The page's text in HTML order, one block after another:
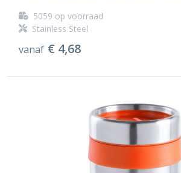
5059 op voorraad
Stainless Steel
vanaf € 4,68